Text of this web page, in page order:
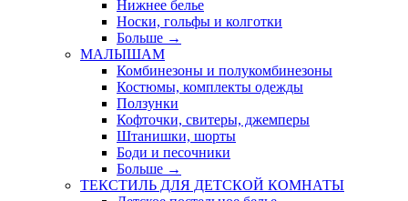
Нижнее белье
Носки, гольфы и колготки
Больше →
МАЛЫШАМ
Комбинезоны и полукомбинезоны
Костюмы, комплекты одежды
Ползунки
Кофточки, свитеры, джемперы
Штанишки, шорты
Боди и песочники
Больше →
ТЕКСТИЛЬ ДЛЯ ДЕТСКОЙ КОМНАТЫ